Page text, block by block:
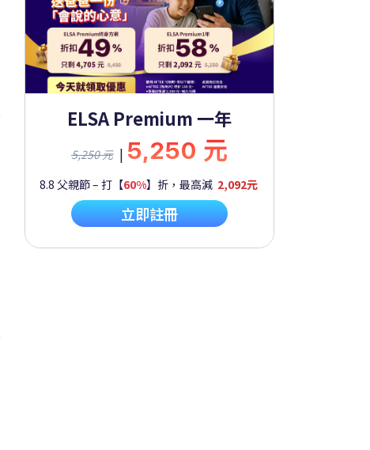
ELSA Premium 一年
5,250 元 | 5,250 元
8.8 父親節 – 打【60%】折，最高減 2,092元
立即註冊